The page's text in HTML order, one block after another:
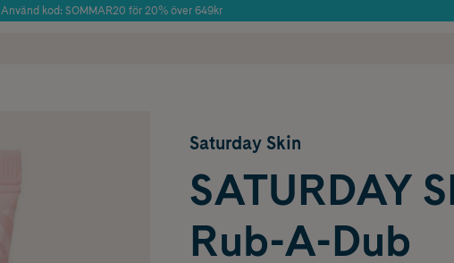
Använd kod: SOMMAR20 för 20% över 649kr
Saturday Skin
SATURDAY
Rub-A-Dub